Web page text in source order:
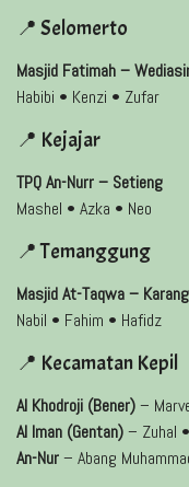
📍 Selomerto
Masjid Fatimah –
Habibi • Kenzi • Zufar
📍 Kejajar
TPQ An-Nurr – Setieng
Mashel • Azka • Neo
📍 Temanggung
Masjid At-Taqwa –
Nabil • Fahim • Hafidz
📍 Kecamatan Kepil
Al Khodroji (Bener)–
Al Iman (Gentan)– Zuhal
An-Nur– Abang